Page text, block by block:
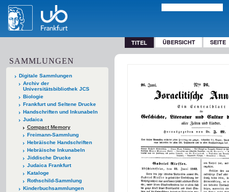
TITEL ÜBERSICHT SEITE
SAMMLUNGEN
Digitale Sammlungen
Archiv der
Universitätsbibliothek JCS
Biologie
Frankfurt und Seltene Drucke
Handschriften und Inkunabeln
Judaica
Compact Memory
Freimann-Sammlung
Hebräische Handschriften
Hebräische Inkunabeln
Jiddische Drucke
Judaica Frankfurt
Kataloge
Rothschild-Sammlung
Kinderbuchsammlungen